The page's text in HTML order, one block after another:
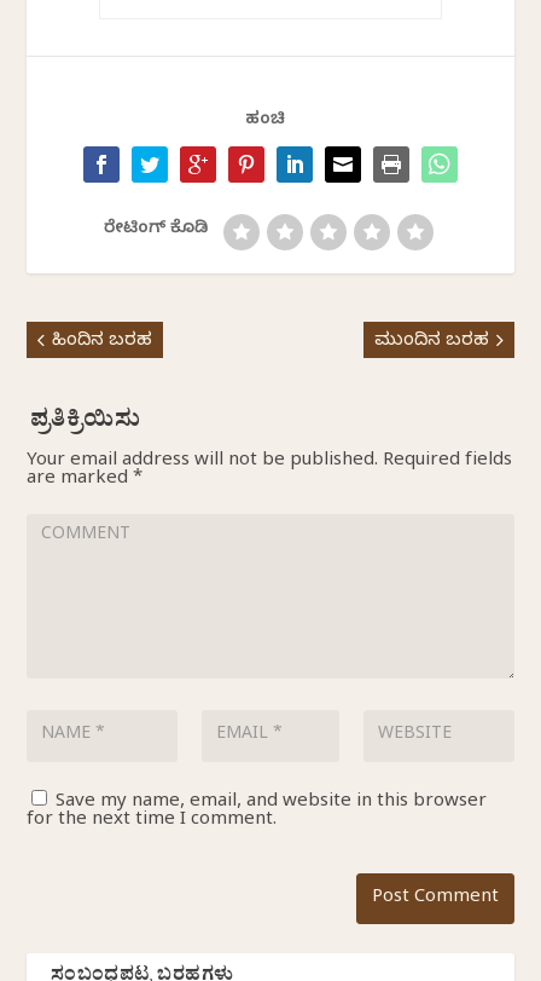
ಹಂಚಿ
ರೇಟಿಂಗ್ ಕೊಡಿ
ಹಿಂದಿನ ಬರಹ ಮುಂದಿನ ಬರಹ
Your email address will not be published. Required fields
are marked*
Save my name, email, and website in this browser
for the next time I comment.